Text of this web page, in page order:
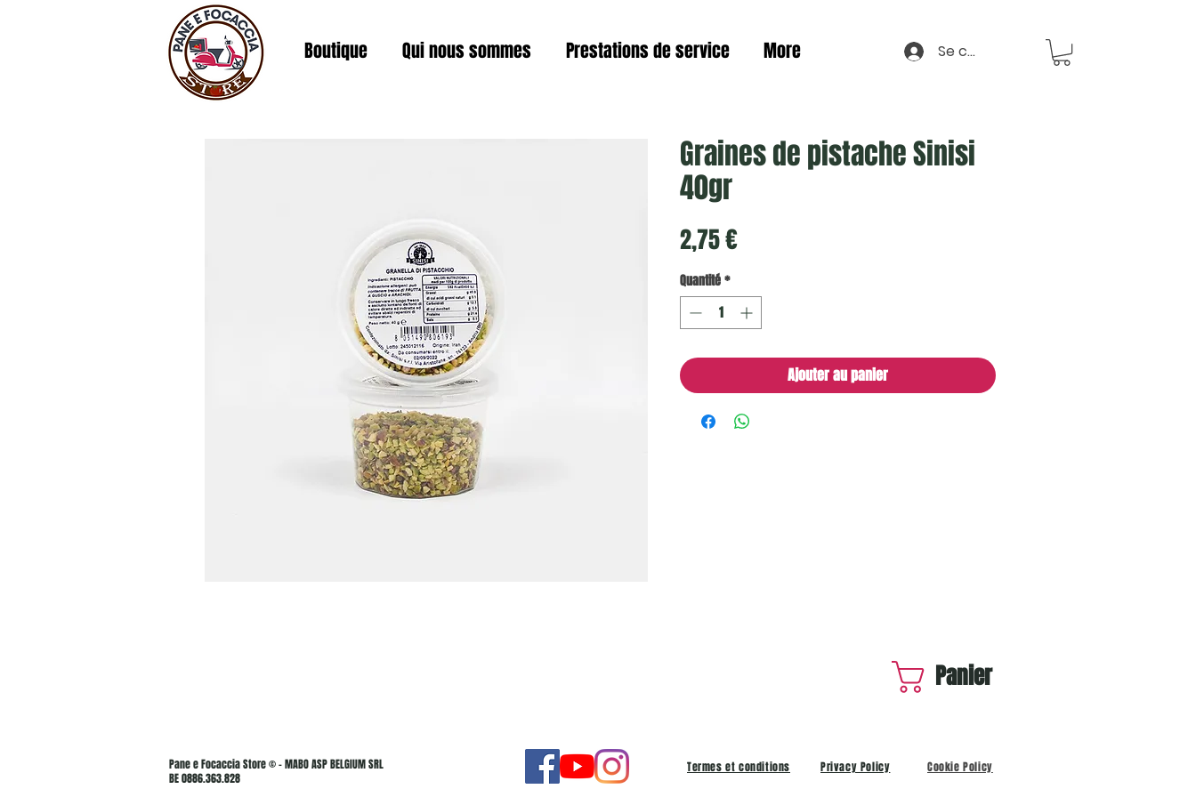
Boutique Qui nous sommes Prestations de service More Se connecter
Graines de pistache Sinisi
40gr
2,75 €Prix
Quantité*
Ajouter au panier
Panier
Pane e Focaccia Store © - MABO ASP BELGIUM SRL
BE 0886.363.828
Termes et conditions Privacy Policy Cookie Policy